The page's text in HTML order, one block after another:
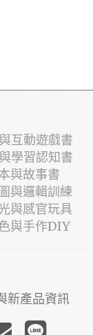
互動遊戲書
學習認知書
與故事書
與邏輯訓練
與感官玩具
與手作DIY
新產品資訊